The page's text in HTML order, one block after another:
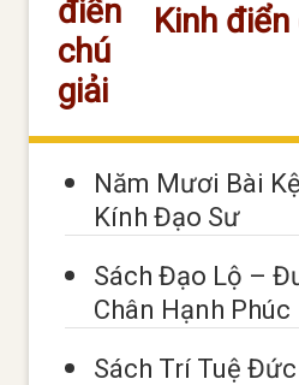
Kinh
Năm Mươi Bài
Kính Đạo Sư
Sách Đạo Lộ –
Chân Hạnh Phúc
Sách Trí Tuệ